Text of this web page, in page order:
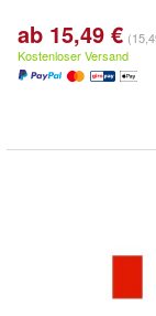
ab 15,49 €
Kostenloser Versand